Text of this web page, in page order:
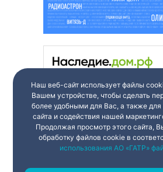
Наш веб-сайт использует файлы
Вашем устройстве, чтобы сделать
более удобными для Вас, а также для
сайта и содействия нашей
Продолжая просмотр этого сайта,
обработку файлов cookie в
использования АО «ГАТР»